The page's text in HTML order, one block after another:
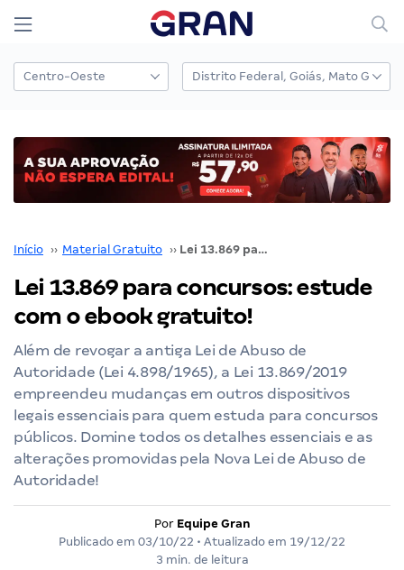
Início ›› Material Gratuito ›› Lei 13.869 para concursos: estude com o ebook gratuito!
Lei 13.869 para concursos: estude
com o ebook gratuito!
Além de revogar a antiga Lei de Abuso de
Autoridade (Lei 4.898/1965), a Lei 13.869/2019
empreendeu mudanças em outros dispositivos
legais essenciais para quem estuda para concursos
públicos. Domine todos os detalhes essenciais e as
alterações promovidas pela Nova Lei de Abuso de
Autoridade!
Por Equipe Gran
Publicado em 03/10/22 • Atualizado em 19/12/22
3 min. de leitura